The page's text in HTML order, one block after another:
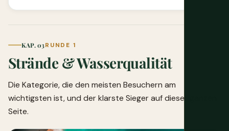
KAP. 03RUNDE 1
Strände & Wasserqualität
Die Kategorie, die den meisten Besuchern am
wichtigsten ist, und der klarste Sieger auf dieser ganzen
Seite.